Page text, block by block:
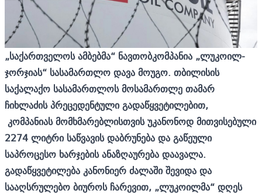
„საქართველოს ამბებმა“ ნავთობკომპანია „ლუკოილ-
ჯორჯიას“ სასამართლო დავა მოუგო. თბილისის
საქალაქო სასამართლოს მოსამართლე თამარ
ჩიხლაძის პრეცედენტული გადაწყვეტილებით,
კომპანიას მომხმარებლისთვის უკანონოდ მითვისებული
2274 ლიტრი საწვავის დაბრუნება და გაწეული
საპროცესო ხარჯების ანაზღაურება დაავალა.
გადაწყვეტილება კანონიერ ძალაში შევიდა და
სააღსრულებო ბიუროს ჩარევით, „ლუკოილმა“ დღეს